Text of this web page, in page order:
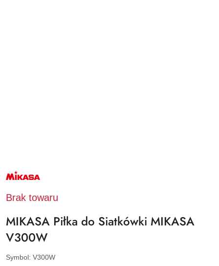
NAZWA
PRODUCENTA:
Brak towaru
MIKASA Piłka do Siatkówki MIKASA
V300W
Symbol: V300W